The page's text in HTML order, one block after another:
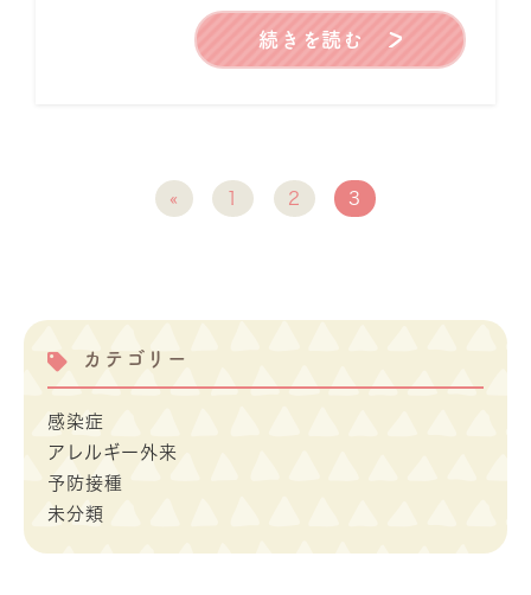
続きを読む
« 2 3
カテゴリー
感染症
アレルギー外来
予防接種
未分類